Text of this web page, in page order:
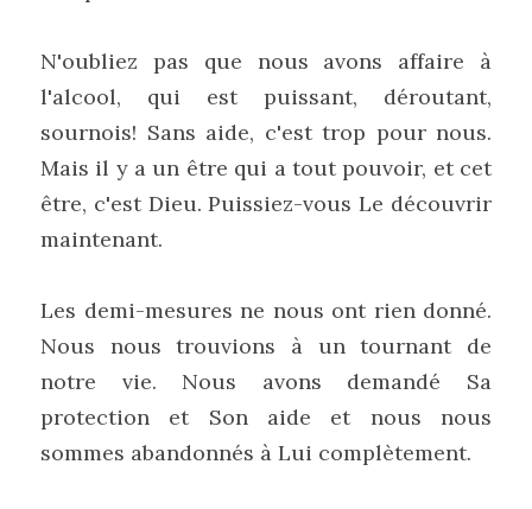
N'oubliez pas que nous avons affaire à
l'alcool, qui est puissant, déroutant,
sournois! Sans aide, c'est trop pour nous.
Mais il y a un être qui a tout pouvoir, et cet
être, c'est Dieu. Puissiez-vous Le découvrir
maintenant.
Les demi-mesures ne nous ont rien donné.
Nous nous trouvions à un tournant de
notre vie. Nous avons demandé Sa
protection et Son aide et nous nous
sommes abandonnés à Lui complètement.